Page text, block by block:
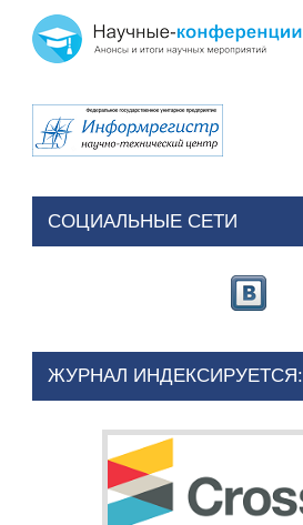
СОЦИАЛЬНЫЕ СЕТИ
ЖУРНАЛ ИНДЕКСИРУЕТСЯ: